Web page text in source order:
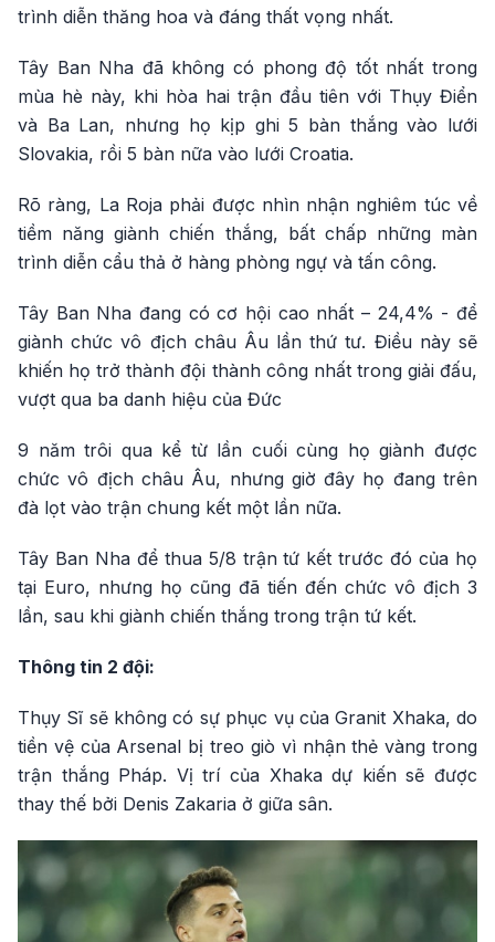
trình diễn thăng hoa và đáng thất vọng nhất.
Tây Ban Nha đã không có phong độ tốt nhất trong
mùa hè này, khi hòa hai trận đầu tiên với Thụy Điển
và Ba Lan, nhưng họ kịp ghi 5 bàn thắng vào lưới
Slovakia, rồi 5 bàn nữa vào lưới Croatia.
Rõ ràng, La Roja phải được nhìn nhận nghiêm túc về
tiềm năng giành chiến thắng, bất chấp những màn
trình diễn cẩu thả ở hàng phòng ngự và tấn công.
Tây Ban Nha đang có cơ hội cao nhất – 24,4% - để
giành chức vô địch châu Âu lần thứ tư. Điều này sẽ
khiến họ trở thành đội thành công nhất trong giải đấu,
vượt qua ba danh hiệu của Đức
9 năm trôi qua kể từ lần cuối cùng họ giành được
chức vô địch châu Âu, nhưng giờ đây họ đang trên
đà lọt vào trận chung kết một lần nữa.
Tây Ban Nha để thua 5/8 trận tứ kết trước đó của họ
tại Euro, nhưng họ cũng đã tiến đến chức vô địch 3
lần, sau khi giành chiến thắng trong trận tứ kết.
Thông tin 2 đội:
Thụy Sĩ sẽ không có sự phục vụ của Granit Xhaka, do
tiền vệ của Arsenal bị treo giò vì nhận thẻ vàng trong
trận thắng Pháp. Vị trí của Xhaka dự kiến ​​sẽ được
thay thế bởi Denis Zakaria ở giữa sân.